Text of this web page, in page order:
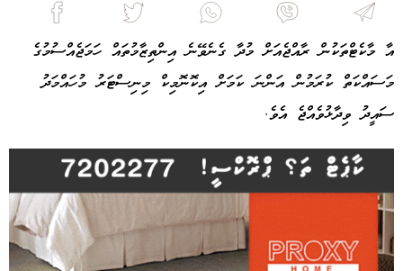
އާ މާކެޓްތަކުން ރާއްޖެއަށް މުދާ ގެނެވޭނެ އިންތިޒާމުތައް ހަމަޖެއްސުމުގެ
މަސައްކަތް ކުރަމުން އަންނަ ކަމަށް އިކޮނޮމިކް މިނިސްޓަރު މުހައްމަދު
ސައީދު ވިދާޅުވެއްޖެ އެވެ.